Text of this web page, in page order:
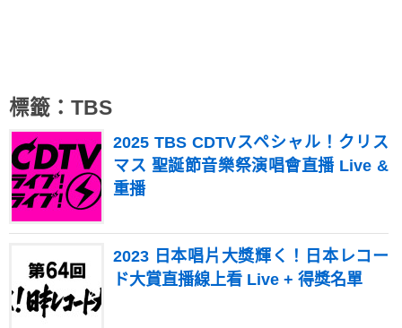
標籤：TBS
2025 TBS CDTVスペシャル！クリス
マス 聖誕節音樂祭演唱會直播 Live &
重播
2023 日本唱片大獎輝く！日本レコー
ド大賞直播線上看 Live + 得獎名單